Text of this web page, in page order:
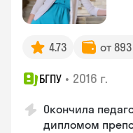
4.73 от
БГПУ • 2016 г.
Окончила
дипломом